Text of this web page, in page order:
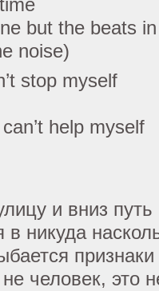
but the beats
noise)
stop myself
help myself
и вниз путь
никуда
человек, это